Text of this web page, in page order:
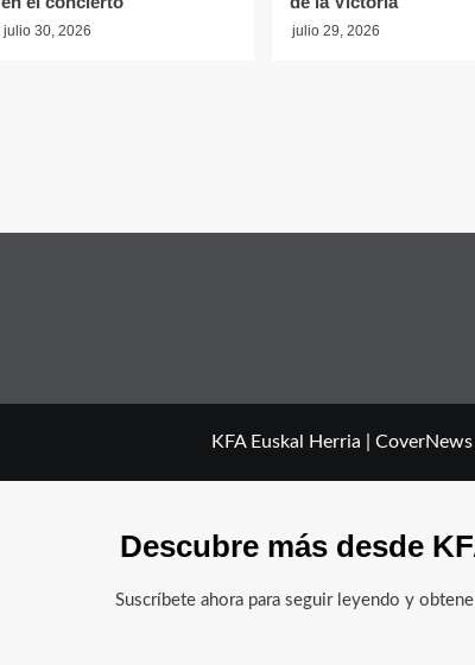
julio 30, 2026 julio 29, 2026
KFA Euskal Herria CoverNews
Descubre más desde
Suscríbete ahora para seguir leyendo y